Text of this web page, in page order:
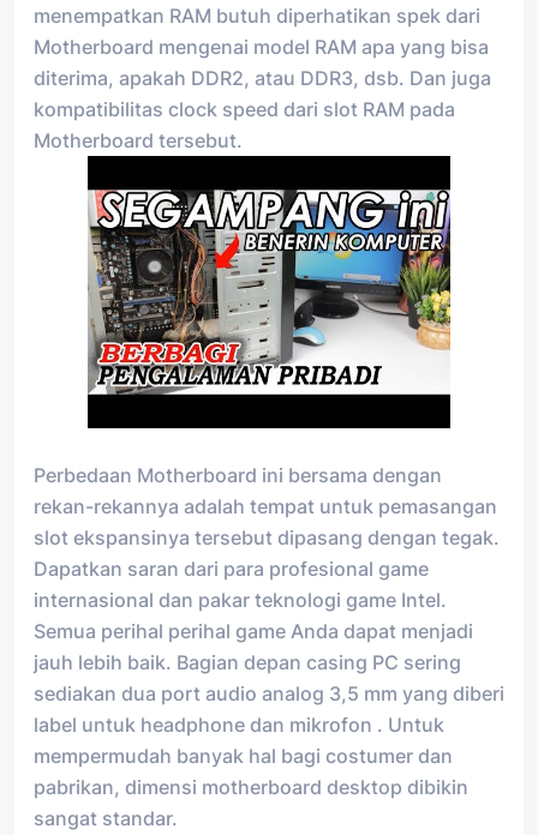
menempatkan RAM butuh diperhatikan spek dari
Motherboard mengenai model RAM apa yang bisa
diterima, apakah DDR2, atau DDR3, dsb. Dan juga
kompatibilitas clock speed dari slot RAM pada
Motherboard tersebut.
Perbedaan Motherboard ini bersama dengan
rekan-rekannya adalah tempat untuk pemasangan
slot ekspansinya tersebut dipasang dengan tegak.
Dapatkan saran dari para profesional game
internasional dan pakar teknologi game Intel.
Semua perihal perihal game Anda dapat menjadi
jauh lebih baik. Bagian depan casing PC sering
sediakan dua port audio analog 3,5 mm yang diberi
label untuk headphone dan mikrofon . Untuk
mempermudah banyak hal bagi costumer dan
pabrikan, dimensi motherboard desktop dibikin
sangat standar.